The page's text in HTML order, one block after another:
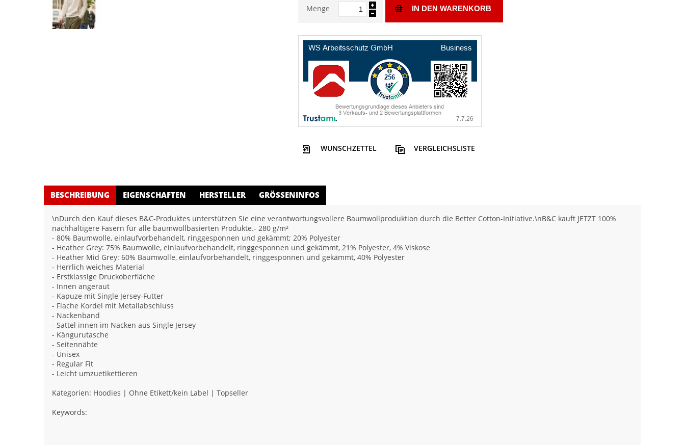
Menge IN DEN WARENKORB
WUNSCHZETTEL VERGLEICHSLISTE
BESCHREIBUNG EIGENSCHAFTEN HERSTELLER GRÖSSENINFOS
\nDurch den Kauf dieses B&C-Produktes unterstützen Sie eine verantwortungsvollere Baumwollproduktion durch die Better Cotton-Initiative.\nB&C kauft JETZT 100%
nachhaltigere Fasern für alle baumwollbasierten Produkte.- 280 g/m²
- 80% Baumwolle, einlaufvorbehandelt, ringgesponnen und gekämmt; 20% Polyester
- Heather Grey: 75% Baumwolle, einlaufvorbehandelt, ringgesponnen und gekämmt, 21% Polyester, 4% Viskose
- Heather Mid Grey: 60% Baumwolle, einlaufvorbehandelt, ringgesponnen und gekämmt, 40% Polyester
- Herrlich weiches Material
- Erstklassige Druckoberfläche
- Innen angeraut
- Kapuze mit Single Jersey-Futter
- Flache Kordel mit Metallabschluss
- Nackenband
- Sattel innen im Nacken aus Single Jersey
- Kängurutasche
- Seitennähte
- Unisex
- Regular Fit
- Leicht umzuetikettieren
Kategorien: Hoodies | Ohne Etikett/kein Label | Topseller
Keywords: